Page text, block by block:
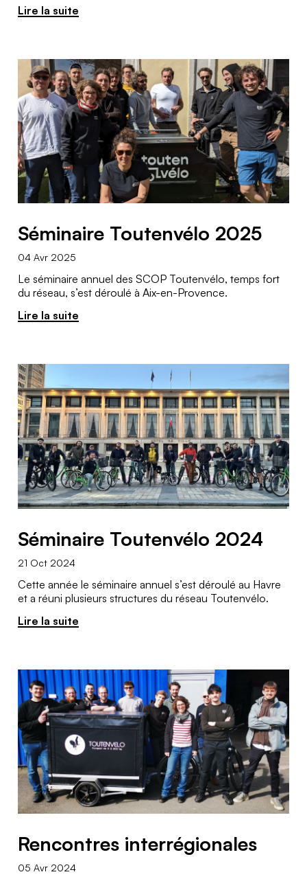
Lire la suite
Séminaire Toutenvélo 2025
04 Avr 2025
Le séminaire annuel des SCOP Toutenvélo, temps fort
du réseau, s’est déroulé à Aix-en-Provence.
Lire la suite
Séminaire Toutenvélo 2024
21 Oct 2024
Cette année le séminaire annuel s’est déroulé au Havre
et a réuni plusieurs structures du réseau Toutenvélo.
Lire la suite
Rencontres interrégionales
05 Avr 2024